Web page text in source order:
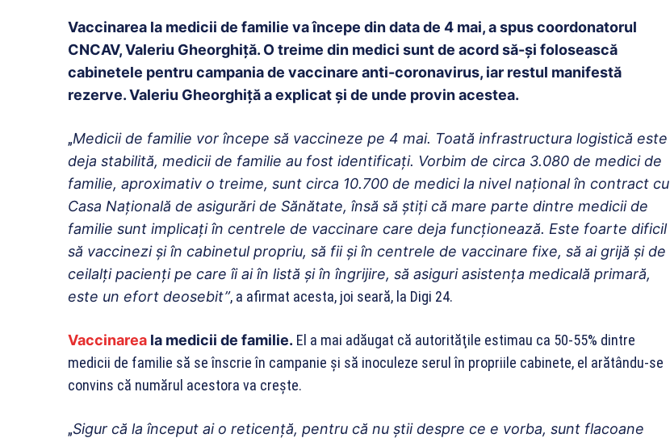
Vaccinarea la medicii de familie va începe din data de 4 mai, a spus coordonatorul
CNCAV, Valeriu Gheorghiță. O treime din medici sunt de acord să-și folosească
cabinetele pentru campania de vaccinare anti-coronavirus, iar restul manifestă
rezerve. Valeriu Gheorghiță a explicat și de unde provin acestea.
„Medicii de familie vor începe să vaccineze pe 4 mai. Toată infrastructura logistică este
deja stabilită, medicii de familie au fost identificaţi. Vorbim de circa 3.080 de medici de
familie, aproximativ o treime, sunt circa 10.700 de medici la nivel naţional în contract cu
Casa Naţională de asigurări de Sănătate, însă să ştiţi că mare parte dintre medicii de
familie sunt implicaţi în centrele de vaccinare care deja funcţionează. Este foarte dificil
să vaccinezi şi în cabinetul propriu, să fii şi în centrele de vaccinare fixe, să ai grijă şi de
ceilalţi pacienţi pe care îi ai în listă şi în îngrijire, să asiguri asistenţa medicală primară,
este un efort deosebit”, a afirmat acesta, joi seară, la Digi 24.
Vaccinarea la medicii de familie. El a mai adăugat că autorităţile estimau ca 50-55% dintre
medicii de familie să se înscrie în campanie şi să inoculeze serul în propriile cabinete, el arătându-se
convins că numărul acestora va creşte.
„Sigur că la început ai o reticenţă, pentru că nu ştii despre ce e vorba, sunt flacoane